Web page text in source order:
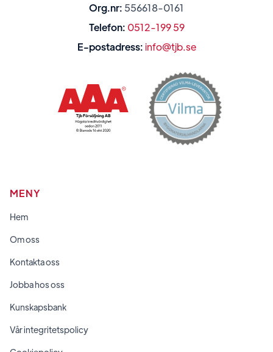
Org.nr: 556618-0161
Telefon: 0512-199 59
E-postadress: info@tjb.se
MENY
Hem
Om oss
Kontakta oss
Jobba hos oss
Kunskapsbank
Vår integritetspolicy